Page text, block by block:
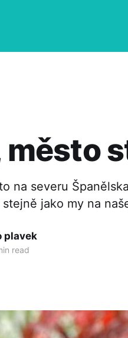
město
na severu
jako my na
plavek
read